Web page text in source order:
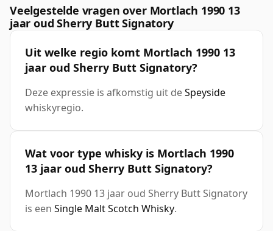
Veelgestelde vragen over Mortlach 1990 13
jaar oud Sherry Butt Signatory
Uit welke regio komt Mortlach 1990 13
jaar oud Sherry Butt Signatory?
Deze expressie is afkomstig uit deSpeyside
whiskyregio.
Wat voor type whisky is Mortlach 1990
13 jaar oud Sherry Butt Signatory?
Mortlach 1990 13 jaar oud Sherry Butt Signatory
is een Single Malt Scotch Whisky.